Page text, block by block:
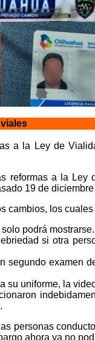
a la Ley de
reformas a la
19 de
cambios, los cuales
podrá mostrarse.
si otra
examen
su uniforme, la
personas
ahora ya no